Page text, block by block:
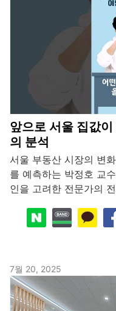
앞으로 서울 집값
의 분석
서울 부동산 시장의 변
를 예측하는 박정호 교
인을 고려한 전문가의
7월 20, 2025